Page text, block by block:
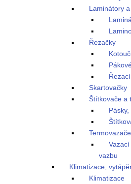
Laminátory
Řezačky
Skartovačky
Štítkovače a
vazbu
Klimatizace,
Klimatizace